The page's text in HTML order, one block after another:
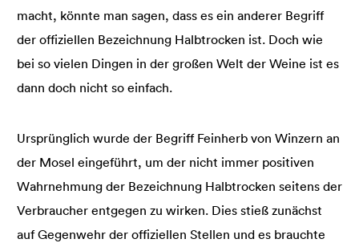
macht, könnte man sagen, dass es ein anderer Begriff
der offiziellen Bezeichnung Halbtrocken ist. Doch wie
bei so vielen Dingen in der großen Welt der Weine ist es
dann doch nicht so einfach.
Ursprünglich wurde der Begriff Feinherb von Winzern an
der Mosel eingeführt, um der nicht immer positiven
Wahrnehmung der Bezeichnung Halbtrocken seitens der
Verbraucher entgegen zu wirken. Dies stieß zunächst
auf Gegenwehr der offiziellen Stellen und es brauchte